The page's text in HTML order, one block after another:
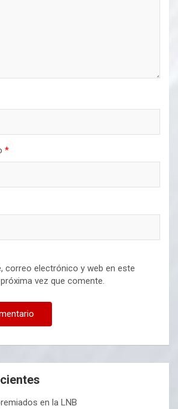
*
correo electrónico y web en este
vez que comente.
en la LNB